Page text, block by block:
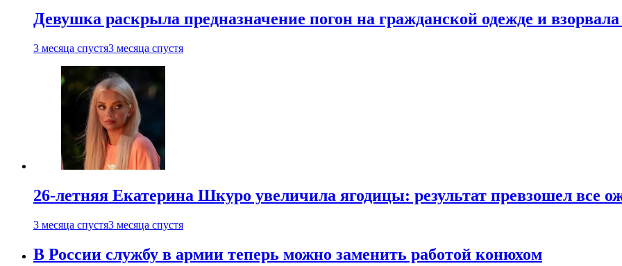
Девушка раскрыла предназначение погон на гражданской одежде и взорвала
3 месяца спустя3 месяца спустя
26-летняя Екатерина Шкуро увеличила ягодицы: результат превзошел все
3 месяца спустя3 месяца спустя
В России службу в армии теперь можно заменить работой конюхом